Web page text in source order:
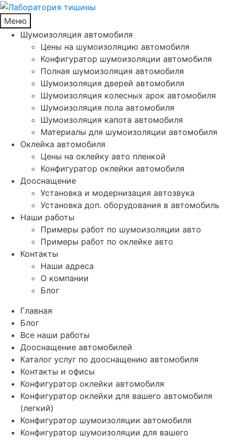
Меню
Шумоизоляция автомобиля
Цены на шумоизоляцию автомобиля
Конфигуратор шумоизоляции автомобиля
Полная шумоизоляция автомобиля
Шумоизоляция дверей автомобиля
Шумоизоляция колесных арок автомобиля
Шумоизоляция пола автомобиля
Шумоизоляция капота автомобиля
Материалы для шумоизоляции автомобиля
Оклейка автомобиля
Цены на оклейку авто пленкой
Конфигуратор оклейки автомобиля
Дооснащение
Установка и модернизация автозвука
Установка доп. оборудования в автомобиль
Наши работы
Примеры работ по шумоизоляции авто
Примеры работ по оклейке авто
Контакты
Наши адреса
О компании
Блог
Главная
Блог
Все наши работы
Дооснащение автомобилей
Каталог услуг по дооснащению автомобиля
Контакты и офисы
Конфигуратор оклейки автомобиля
Конфигуратор оклейки для вашего автомобиля
(легкий)
Конфигуратор шумоизоляции автомобиля
Конфигуратор шумоизоляции для вашего